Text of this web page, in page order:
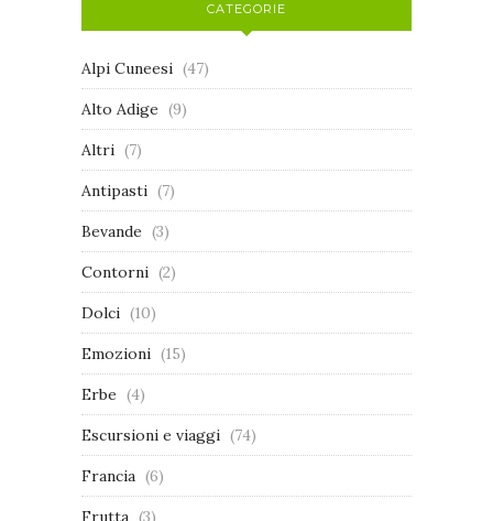
CATEGORIE
Alpi Cuneesi (47)
Alto Adige (9)
Altri (7)
Antipasti (7)
Bevande (3)
Contorni (2)
Dolci (10)
Emozioni (15)
Erbe (4)
Escursioni e viaggi (74)
Francia (6)
Frutta (3)